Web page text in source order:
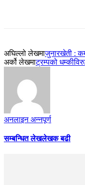
अघिल्लो लेखमाजुनारखेती :
अर्को लेखमाट्रम्पको
अनलाइन अन्नपूर्ण
सम्बन्धित लेखलेखक बढी